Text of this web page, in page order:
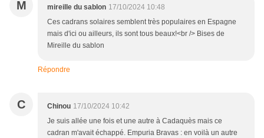
M mireille du sablon 17/10/2024 10:48
Ces cadrans solaires semblent très populaires en Espagne
mais d'ici ou ailleurs, ils sont tous beaux!<br /> Bises de
Mireille du sablon
Répondre
C Chinou 17/10/2024 10:42
Je suis allée une fois et une autre à Cadaquès mais ce
cadran m'avait échappé. Empuria Bravas : en voilà un autre